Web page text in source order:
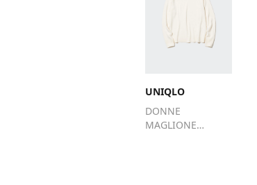
UNIQLO
DONNE
MAGLIONE